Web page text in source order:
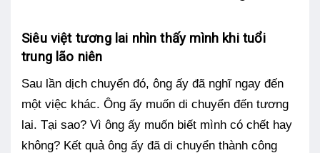
Siêu việt tương lai nhìn thấy mình khi tuổi
trung lão niên
Sau lần dịch chuyển đó, ông ấy đã nghĩ ngay đến
một việc khác. Ông ấy muốn di chuyển đến tương
lai. Tại sao? Vì ông ấy muốn biết mình có chết hay
không? Kết quả ông ấy đã di chuyển thành công